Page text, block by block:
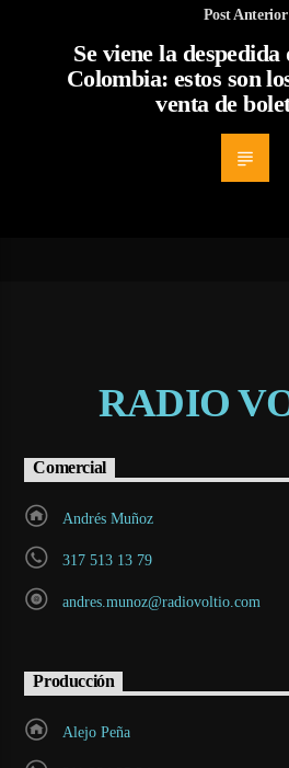
Post Anterior
Se viene la despedida
Colombia: estos son
venta de
RADIO
Comercial
Andrés Muñoz
317 513 13 79
andres.munoz@radiovoltio.com
Producción
Alejo Peña